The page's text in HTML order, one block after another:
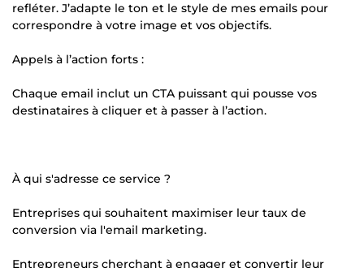
refléter. J’adapte le ton et le style de mes emails pour
correspondre à votre image et vos objectifs.
Appels à l’action forts :
Chaque email inclut un CTA puissant qui pousse vos
destinataires à cliquer et à passer à l’action.
À qui s'adresse ce service ?
Entreprises qui souhaitent maximiser leur taux de
conversion via l'email marketing.
Entrepreneurs cherchant à engager et convertir leur